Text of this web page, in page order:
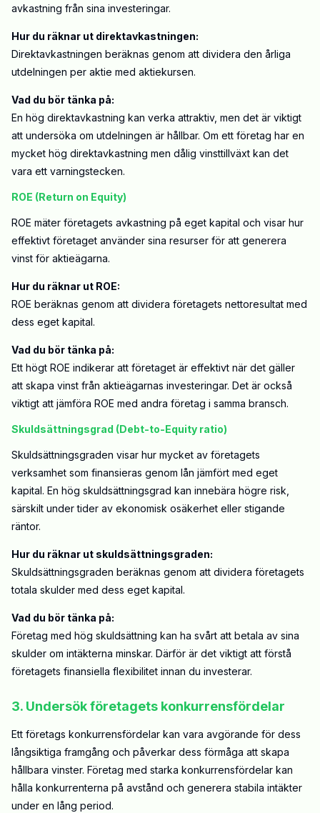
avkastning från sina investeringar.
Hur du räknar ut direktavkastningen:
Direktavkastningen beräknas genom att dividera den årliga
utdelningen per aktie med aktiekursen.
Vad du bör tänka på:
En hög direktavkastning kan verka attraktiv, men det är viktigt
att undersöka om utdelningen är hållbar. Om ett företag har en
mycket hög direktavkastning men dålig vinsttillväxt kan det
vara ett varningstecken.
ROE (Return on Equity)
ROE mäter företagets avkastning på eget kapital och visar hur
effektivt företaget använder sina resurser för att generera
vinst för aktieägarna.
Hur du räknar ut ROE:
ROE beräknas genom att dividera företagets nettoresultat med
dess eget kapital.
Vad du bör tänka på:
Ett högt ROE indikerar att företaget är effektivt när det gäller
att skapa vinst från aktieägarnas investeringar. Det är också
viktigt att jämföra ROE med andra företag i samma bransch.
Skuldsättningsgrad (Debt-to-Equity ratio)
Skuldsättningsgraden visar hur mycket av företagets
verksamhet som finansieras genom lån jämfört med eget
kapital. En hög skuldsättningsgrad kan innebära högre risk,
särskilt under tider av ekonomisk osäkerhet eller stigande
räntor.
Hur du räknar ut skuldsättningsgraden:
Skuldsättningsgraden beräknas genom att dividera företagets
totala skulder med dess eget kapital.
Vad du bör tänka på:
Företag med hög skuldsättning kan ha svårt att betala av sina
skulder om intäkterna minskar. Därför är det viktigt att förstå
företagets finansiella flexibilitet innan du investerar.
3. Undersök företagets konkurrensfördelar
Ett företags konkurrensfördelar kan vara avgörande för dess
långsiktiga framgång och påverkar dess förmåga att skapa
hållbara vinster. Företag med starka konkurrensfördelar kan
hålla konkurrenterna på avstånd och generera stabila intäkter
under en lång period.